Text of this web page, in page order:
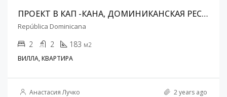
ПРОЕКТ В КАП -КАНА, ДОМИНИКАНСКАЯ РЕСПУБЛИКА
República Dominicana
2 2 183 м2
ВИЛЛА, КВАРТИРА
Анастасия Лучко 2 years ago